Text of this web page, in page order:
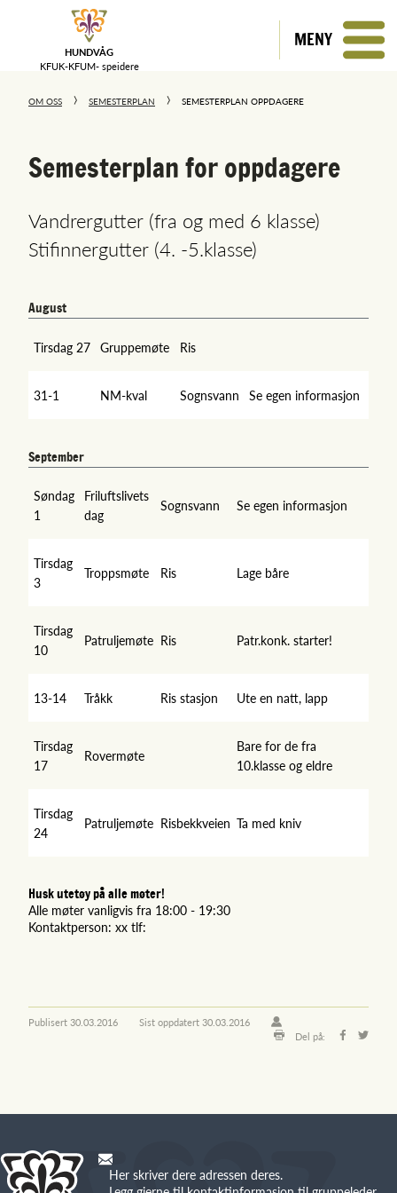
HUNDVÅG
KFUK-KFUM- speidere
MENY
OM OSS SEMESTERPLAN SEMESTERPLAN OPPDAGERE
Semesterplan for oppdagere
Vandrergutter (fra og med 6 klasse)
Stifinnergutter (4. -5.klasse)
August
Tirsdag 27 Gruppemøte Ris
31-1 NM-kval Sognsvann Se egen informasjon
September
Søndag
1
Friluftslivets
dag
Sognsvann Se egen informasjon
Tirsdag
3
Troppsmøte Ris Lage båre
Tirsdag
10
Patruljemøte Ris Patr.konk. starter!
13-14 Tråkk Ris stasjon Ute en natt, lapp
Tirsdag
17
Rovermøte
Bare for de fra
10.klasse og eldre
Tirsdag
24
Patruljemøte Risbekkveien Ta med kniv
Husk utetøy på alle møter!
Alle møter vanligvis fra 18:00 - 19:30
Kontaktperson: xx tlf:
Publisert30.03.2016 Sist oppdatert30.03.2016
Del på:
Her skriver dere adressen deres.